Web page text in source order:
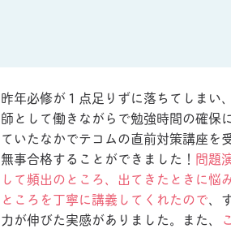
昨年必修が１点足りずに落ちてしまい
師として働きながらで勉強時間の確保
ていたなかでテコムの直前対策講座を
無事合格することができました！ 問題
して頻出のところ、出てきたときに悩
ところを丁寧に講義してくれたので、
力が伸びた実感がありました。また、